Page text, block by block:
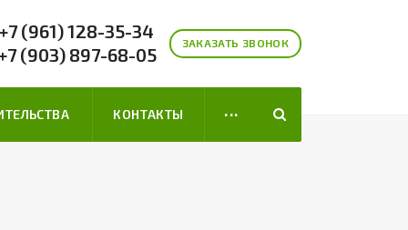
ЗАКАЗАТЬ ЗВОНОК
(961) 128-35-34
(903) 897-68-05
КОНТАКТЫ ...